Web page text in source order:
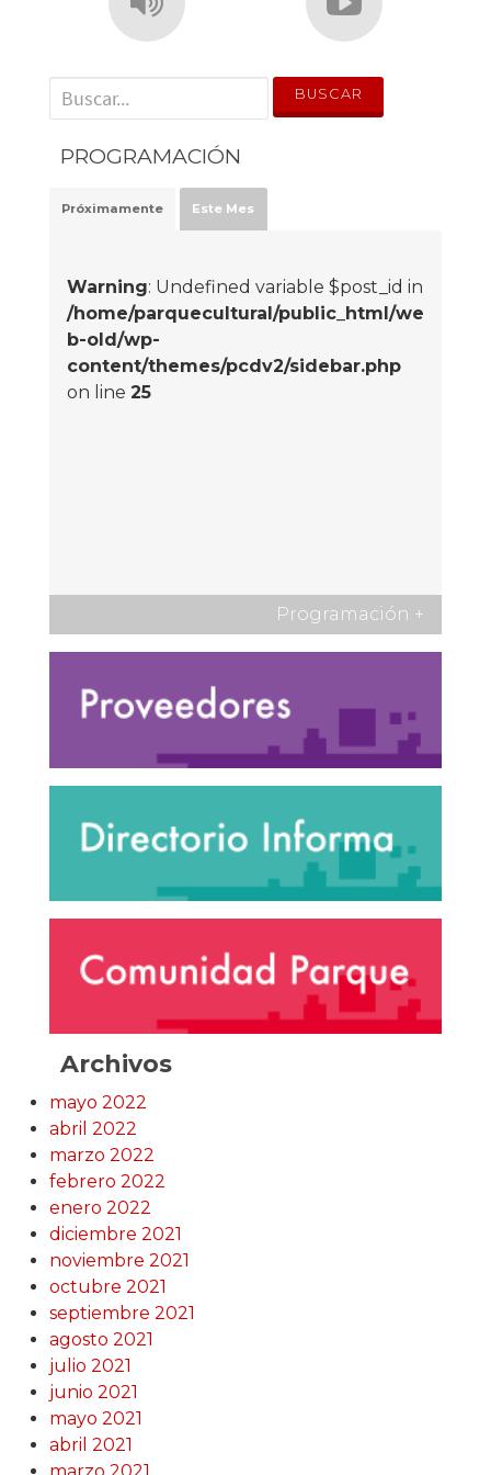
' . __('Search for:') . '
PROGRAMACIÓN
Próximamente Este Mes
Warning: Undefined variable $post_id in
/home/parquecultural/public_html/we
b-old/wp-
content/themes/pcdv2/sidebar.php
on line 25
Programación +
Archivos
mayo 2022
abril 2022
marzo 2022
febrero 2022
enero 2022
diciembre 2021
noviembre 2021
octubre 2021
septiembre 2021
agosto 2021
julio 2021
junio 2021
mayo 2021
abril 2021